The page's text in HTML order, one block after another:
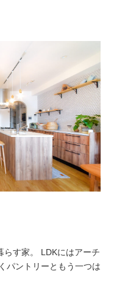
らす家。 LDKにはアーチ
パントリーともう一つは